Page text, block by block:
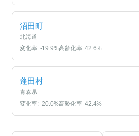
沼田町
北海道
変化率: -19.9%高齢化率: 42.6%
蓬田村
青森県
変化率: -20.0%高齢化率: 42.4%